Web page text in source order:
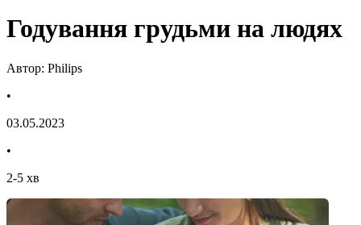
Годування грудьми на людях
Автор: Philips
•
03.05.2023
•
2-5 хв